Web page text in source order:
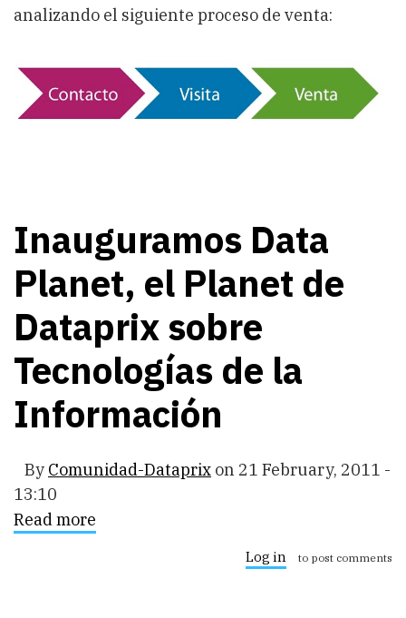
analizando el siguiente proceso de venta:
Inauguramos Data
Planet, el Planet de
Dataprix sobre
Tecnologías de la
Información
By Comunidad-Dataprix on 21 February, 2011 -
13:10
Read more
Log in to post comments